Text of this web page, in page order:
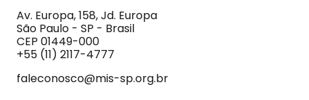
Imagem
e
do
Som
Av. Europa, 158, Jd. Europa
São Paulo - SP - Brasil
CEP 01449-000
+55 (11) 2117-4777
faleconosco@mis-sp.org.br